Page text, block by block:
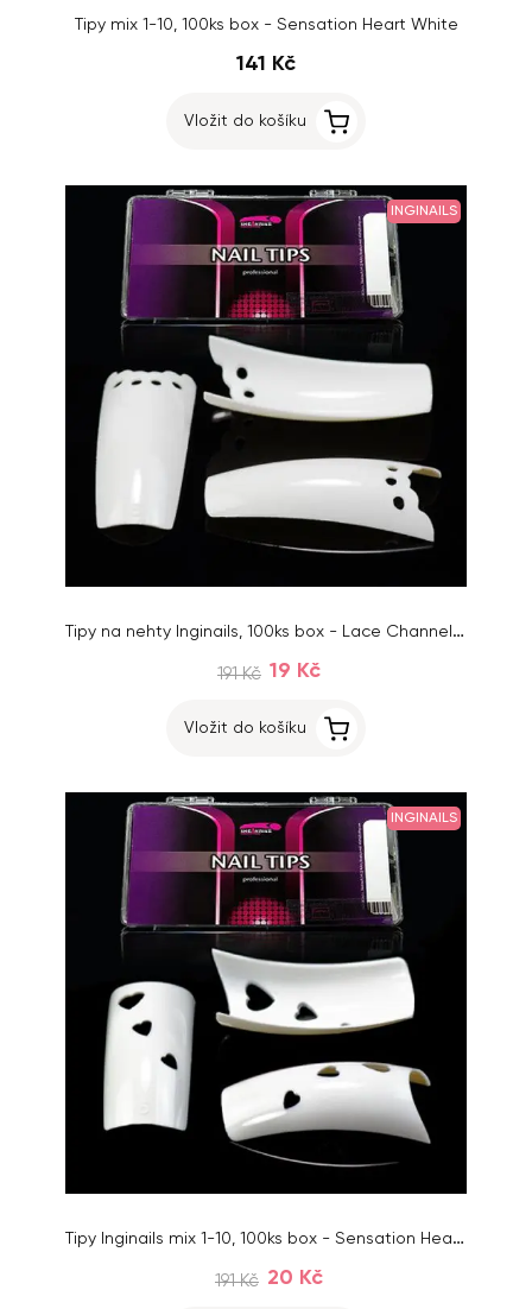
Tipy mix 1-10, 100ks box - Sensation Heart White
141 Kč
Vložit do košíku
INGINAILS
Tipy na nehty Inginails, 100ks box - Lace Channel White, mix 1-10
191 Kč 19 Kč
Vložit do košíku
INGINAILS
Tipy Inginails mix 1-10, 100ks box - Sensation Heart White
191 Kč 20 Kč